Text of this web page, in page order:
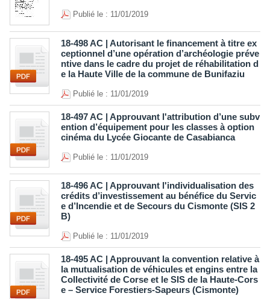
Publié le : 11/01/2019
18-498 AC | Autorisant le financement à titre ex
ceptionnel d’une opération d’archéologie préve
ntive dans le cadre du projet de réhabilitation d
e la Haute Ville de la commune de Bunifaziu
Publié le : 11/01/2019
18-497 AC | Approuvant l'attribution d’une subv
ention d’équipement pour les classes à option
cinéma du Lycée Giocante de Casabianca
Publié le : 11/01/2019
18-496 AC | Approuvant l'individualisation des
crédits d’investissement au bénéfice du Servic
e d’Incendie et de Secours du Cismonte (SIS 2
B)
Publié le : 11/01/2019
18-495 AC | Approuvant la convention relative à
la mutualisation de véhicules et engins entre la
Collectivité de Corse et le SIS de la Haute-Cors
e – Service Forestiers-Sapeurs (Cismonte)